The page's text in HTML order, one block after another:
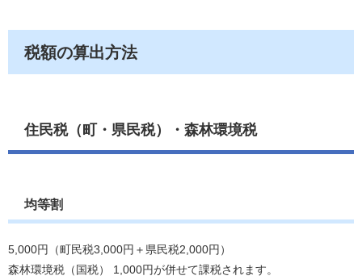
税額の算出方法
住民税（町・県民税）・森林環境税
均等割
5,000円（町民税3,000円＋県民税2,000円）
森林環境税（国税） 1,000円が併せて課税されます。